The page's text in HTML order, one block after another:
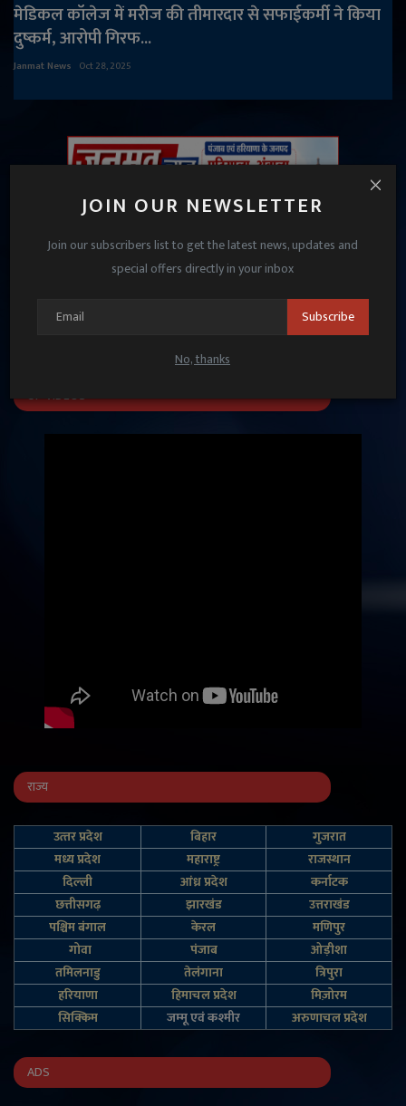
JOIN OUR NEWSLETTER
Join our subscribers list to get the latest news, updates and
special offers directly in your inbox
Subscribe
No, thanks
मेडिकल कॉलेज में मरीज की तीमारदार से सफाईकर्मी ने किया
दुष्कर्म, आरोपी गिरफ...
Janmat News Oct 28, 2025
UP VIDEOS
राज्य
उत्‍तर प्रदेश बिहार
गुजरात
मध्य प्रदेश
महाराष्ट्र
राजस्थान
दिल्‍ली
आंध्र प्रदेश
कर्नाटक
छत्तीसगढ़
झारखंड
उत्तराखंड
पश्चिम बंगाल
केरल
मणिपुर
गोवा
पंजाब
ओड़ीशा
तमिलनाडु
तेलंगाना
त्रिपुरा
हरियाणा
हिमाचल प्रदेश
मिज़ोरम
सिक्किम
जम्‍मू एवं कश्‍मीर अरुणाचल प्रदेश
ADS